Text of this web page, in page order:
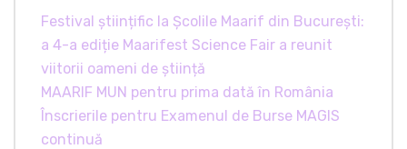
Festival științific la Școlile Maarif din București:
a 4-a ediție Maarifest Science Fair a reunit
viitorii oameni de știință
MAARIF MUN pentru prima dată în România
Înscrierile pentru Examenul de Burse MAGIS
continuă